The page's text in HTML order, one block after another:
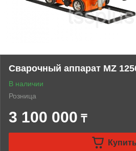
Сварочный аппарат MZ
В наличии
Розница
3 100 000 ₸
Купить